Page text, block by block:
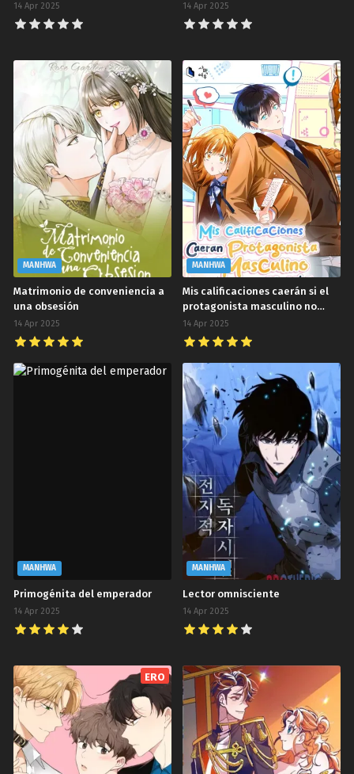
14 Apr 2025 14 Apr 2025
MANHWA
Matrimonio de conveniencia a
una obsesión
14 Apr 2025
MANHWA
Mis calificaciones caerán si el
protagonista masculino no
está
14 Apr 2025
MANHWA
Primogénita del emperador
14 Apr 2025
MANHWA
Lector omnisciente
14 Apr 2025
ERO